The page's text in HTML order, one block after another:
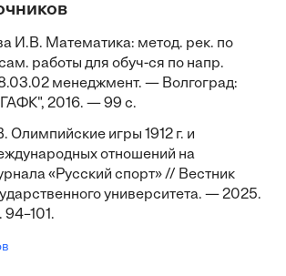
И.В. Математика: метод. рек. по
работы для обуч-ся по напр.
менеджмент. — Волгоград:
2016. — 99 с.
Олимпийские игры 1912 г. и
отношений на
«Русский спорт» // Вестник
университета. — 2025.